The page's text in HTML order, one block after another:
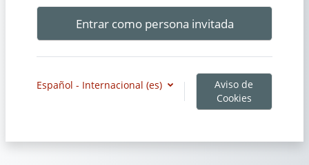
Entrar como persona invitada
Español - Internacional ‎(es)‎
Aviso de
Cookies